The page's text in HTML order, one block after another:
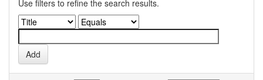
Use filters to refine the search results.